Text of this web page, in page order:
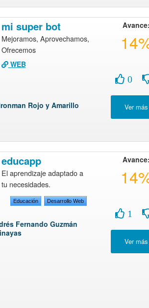
mi super bot
Mejoramos, Aprovechamos,
Ofrecemos
WEB
Rojo y Amarillo
Avance:
0
educapp
El aprendizaje adaptado a
tu necesidades.
Educación Desarrollo Web
Fernando Guzmán
Avance:
1